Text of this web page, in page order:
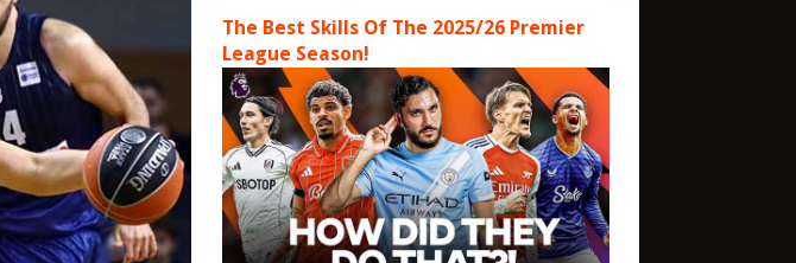
The Best Skills Of The 2025/26 Premier
League Season!